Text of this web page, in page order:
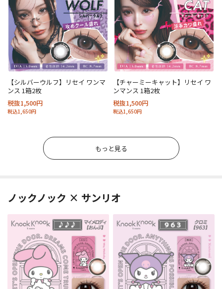
【シルバーウルフ】リセイ ワンマ
ンス 1箱2枚
税抜1,500円
税込1,650円
【チャーミーキャット】リセイ ワ
ンマンス 1箱2枚
税抜1,500円
税込1,650円
もっと見る
ノックノック × サンリオ